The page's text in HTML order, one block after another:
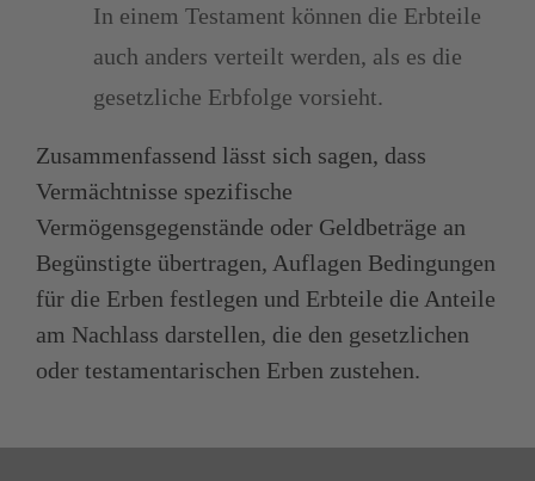
In einem Testament können die Erbteile
auch anders verteilt werden, als es die
gesetzliche Erbfolge vorsieht.
Zusammenfassend lässt sich sagen, dass
Vermächtnisse spezifische
Vermögensgegenstände oder Geldbeträge an
Begünstigte übertragen, Auflagen Bedingungen
für die Erben festlegen und Erbteile die Anteile
am Nachlass darstellen, die den gesetzlichen
oder testamentarischen Erben zustehen.